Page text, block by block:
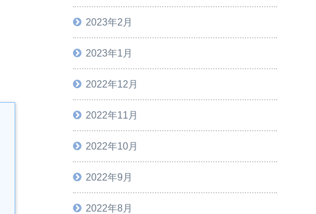
2023年2月
2023年1月
2022年12月
2022年11月
2022年10月
2022年9月
2022年8月